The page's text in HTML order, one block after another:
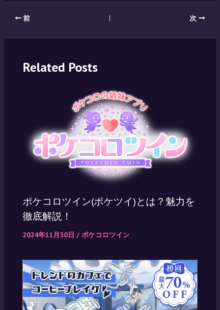
Post 前 次
Related Posts
ポケコロツイン(ポケツイ)とは？魅力を
徹底解説！
2024年11月30日 / ポケコロツイン